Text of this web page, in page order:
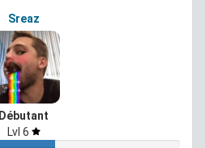
Sreaz
Débutant
Lvl 6